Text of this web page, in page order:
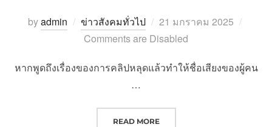
byadmin ข่าวสังคมทั่วไป
Posted
on
21 มกราคม 2025
Comments are Disabled
หากพูดถึงเรื่องของการคลิปหลุดแล้วทำให้ชื่อเสียงของผู้คน
…
READ MORE“อัยการสาว ชีวิตพังเพราะคลิปหลุด “